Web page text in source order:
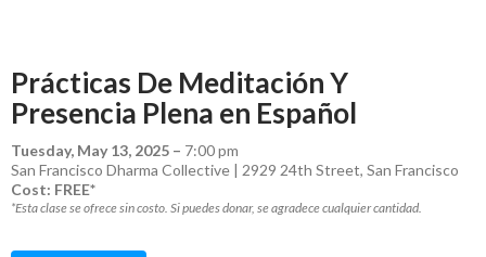
Prácticas De Meditación Y
Presencia Plena en Español
Tuesday, May 13, 2025 – 7:00 pm
San Francisco Dharma Collective | 2929 24th Street, San Francisco
Cost: FREE*
*Esta clase se ofrece sin costo. Si puedes donar, se agradece cualquier cantidad.